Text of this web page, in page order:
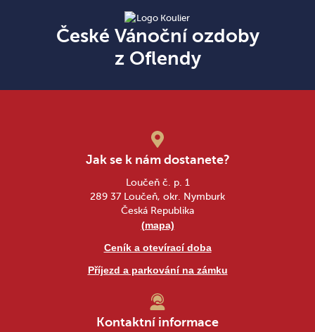
České Vánoční ozdoby
z Oflendy
Jak se k nám dostanete?
Loučeň č. p. 1
289 37 Loučeň, okr. Nymburk
Česká Republika
(mapa)
Ceník a otevírací doba
Příjezd a parkování na zámku
Kontaktní informace